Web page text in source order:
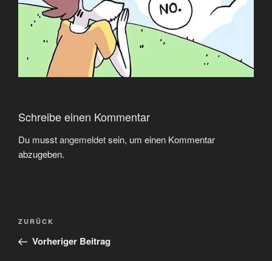
Schreibe einen Kommentar
Du musstangemeldetsein, um einen Kommentar
abzugeben.
Beitragsnavigation
Vorheriger
Beitrag
ZURÜCK
Vorheriger Beitrag